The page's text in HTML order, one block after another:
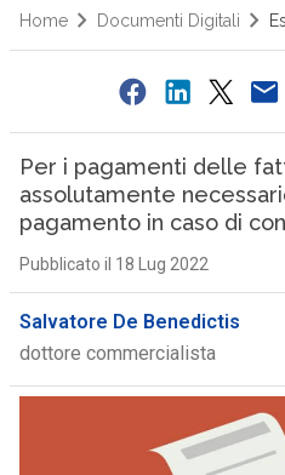
Home Documenti Digitali
Per i pagamenti delle
assolutamente
pagamento in caso di
Pubblicato il 18 Lug 2022
Salvatore De Benedictis
dottore commercialista